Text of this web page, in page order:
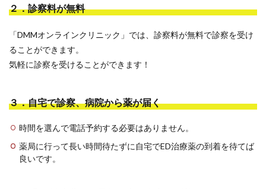
２．診察料が無料
「DMMオンラインクリニック」では、診察料が無料で診察を受け
ることができます。
気軽に診察を受けることができます！
３．自宅で診察、病院から薬が届く
時間を選んで電話予約する必要はありません。
薬局に行って長い時間待たずに自宅でED治療薬の到着を待てば
良いです。